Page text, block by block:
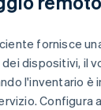
fornisce
dispositivi, il
l'inventario è
Configura